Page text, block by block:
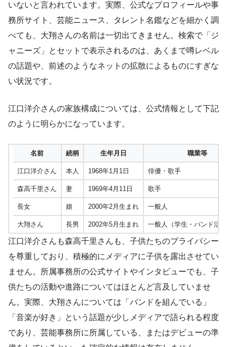
いないと言われています。実際、公式なプロフィールや事
務所サイト、芸能ニュース、タレント名鑑などを細かく調
べても、大翔さんの名前は一切出てきません。検索で「ジ
ャニーズ」とセットで表示されるのは、あくまで噂レベル
の話題や、前述のようなネットの拡散によるものにすぎな
い状況です。
江口洋介さんの家族構成については、公式情報として下記
のように明らかになっています。
名前 続柄 生年月日 職業等
江口洋介さん 本人 1968年1月1日 俳優・歌手
森高千里さん 妻 1969年4月11日 歌手
長女 娘 2000年2月生まれ 一般人
大翔さん 長男 2002年5月生まれ 一般人（学生・バンド活
江口洋介さんも森高千里さんも、子供たちのプライバシー
を尊重しており、積極的にメディアに子供を露出させてい
ません。所属事務所の公式サイトやインタビューでも、子
供たちの活動や進路についてはほとんど言及していませ
ん。実際、大翔さんについては「バンドを組んでいる」
「音楽が好き」という話題が少しメディアで語られる程度
であり、芸能事務所に所属している、またはデビューの準